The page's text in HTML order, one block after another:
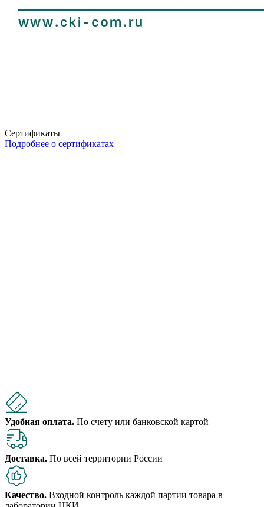
Сертификаты
Подробнее о сертификатах
Удобная оплата. По счету или банковской картой
Доставка. По всей территории России
Качество. Входной контроль каждой партии товара в